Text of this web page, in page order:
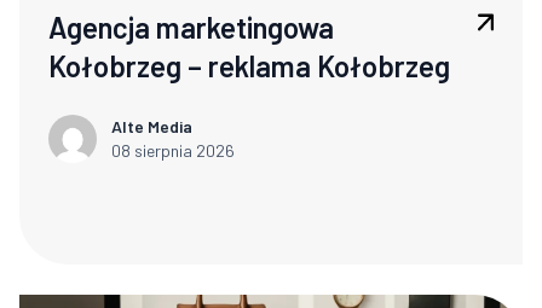
Agencja marketingowa
Kołobrzeg – reklama Kołobrzeg
Alte Media
08 sierpnia 2026